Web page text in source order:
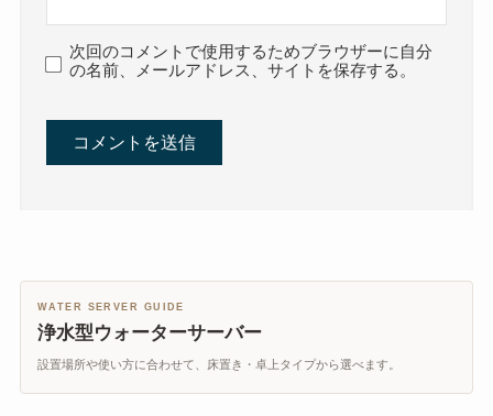
次回のコメントで使用するためブラウザーに自分
の名前、メールアドレス、サイトを保存する。
WATER SERVER GUIDE
浄水型ウォーターサーバー
設置場所や使い方に合わせて、床置き・卓上タイプから選べます。